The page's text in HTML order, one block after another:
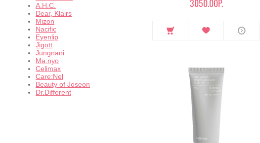
A.H.C.
Dear, Klairs
Mizon
Nacific
Eyenlip
Jigott
Jungnani
Ma:nyo
Celimax
Care:Nel
Beauty of Joseon
Dr.Different
3050.00Р.